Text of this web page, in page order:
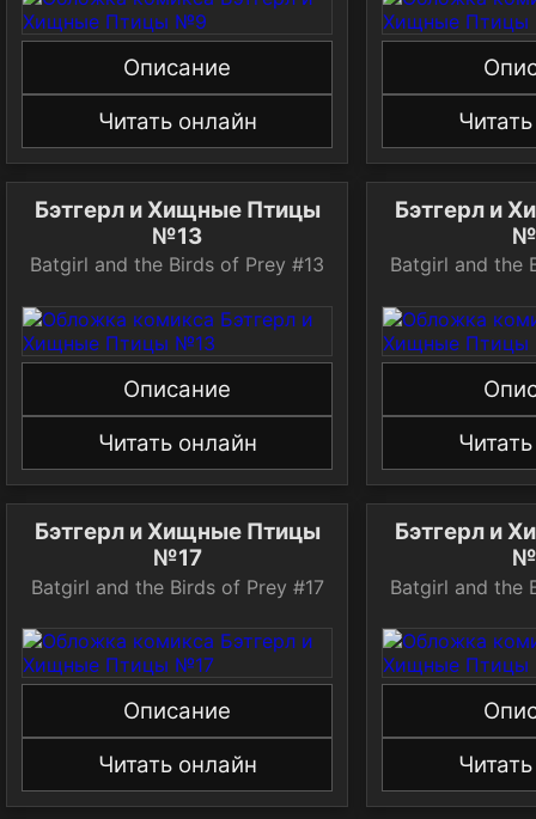
Описание
Читать онлайн
Бэтгерл и Хищные Птицы
№13
Batgirl and the Birds of Prey #13
Описание
Читать онлайн
Бэтгерл и
Batgirl and the
Бэтгерл и Хищные Птицы
№17
Batgirl and the Birds of Prey #17
Описание
Читать онлайн
Бэтгерл и
Batgirl and the